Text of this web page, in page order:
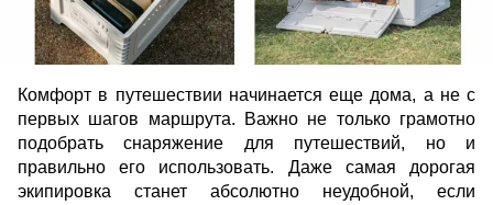
Комфорт в путешествии начинается еще дома, а не с
первых шагов маршрута. Важно не только грамотно
подобрать снаряжение для путешествий, но и
правильно его использовать. Даже самая дорогая
экипировка станет абсолютно неудобной, если